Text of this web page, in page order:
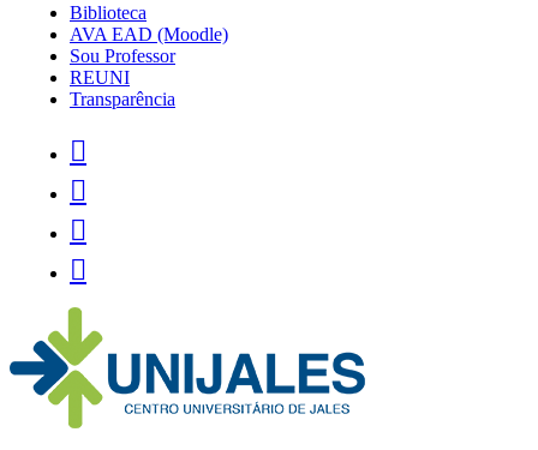
Biblioteca
AVA EAD (Moodle)
Sou Professor
REUNI
Transparência



